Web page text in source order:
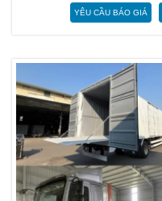
YÊU CẦU BÁO GIÁ